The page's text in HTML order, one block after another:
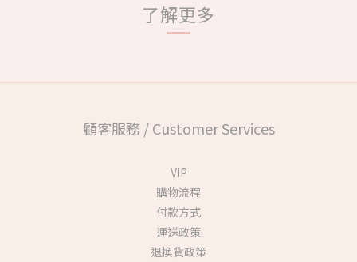
了解更多
顧客服務 / Customer Services
VIP
購物流程
付款方式
運送政策
退換貨政策